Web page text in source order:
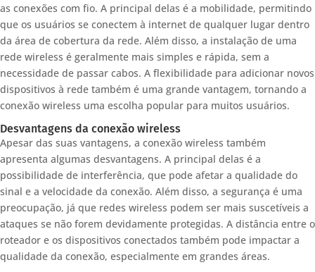
as conexões com fio. A principal delas é a mobilidade, permitindo
que os usuários se conectem à internet de qualquer lugar dentro
da área de cobertura da rede. Além disso, a instalação de uma
rede wireless é geralmente mais simples e rápida, sem a
necessidade de passar cabos. A flexibilidade para adicionar novos
dispositivos à rede também é uma grande vantagem, tornando a
conexão wireless uma escolha popular para muitos usuários.
Desvantagens da conexão wireless
Apesar das suas vantagens, a conexão wireless também
apresenta algumas desvantagens. A principal delas é a
possibilidade de interferência, que pode afetar a qualidade do
sinal e a velocidade da conexão. Além disso, a segurança é uma
preocupação, já que redes wireless podem ser mais suscetíveis a
ataques se não forem devidamente protegidas. A distância entre o
roteador e os dispositivos conectados também pode impactar a
qualidade da conexão, especialmente em grandes áreas.